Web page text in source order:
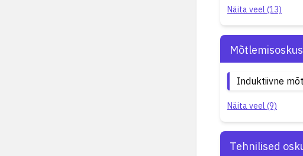
Näita veel (13)
Induktiivne
Näita veel (9)
Tehnilised